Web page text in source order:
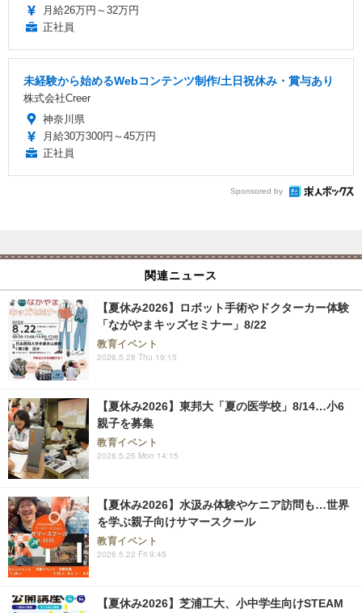
月給26万円～32万円
正社員
未経験から始めるWebコンテンツ制作/土日祝休み・賞与あり
株式会社Creer
神奈川県
月給30万300円～45万円
正社員
Sponsored by
関連ニュース
【夏休み2026】ロボット手術やドクターカー体験
「ながやまキッズセミナー」8/22
教育イベント
2026.5.28 Thu 19:15
【夏休み2026】東邦大「夏の医学校」8/14…小6
親子を募集
教育イベント
2026.5.25 Mon 14:15
【夏休み2026】水汲み体験やケニア訪問も…世界
を学ぶ親子向けサマースクール
教育イベント
2026.5.22 Fri 9:45
【夏休み2026】芝浦工大、小中学生向けSTEAM